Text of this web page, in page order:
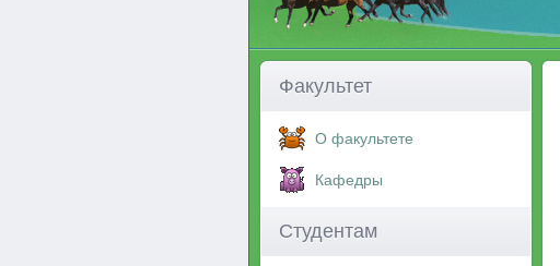
Факультет
О факультете
Кафедры
Студентам